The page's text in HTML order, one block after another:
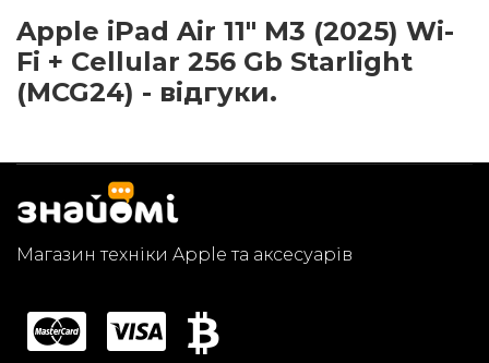
Apple iPad Air 11" M3 (2025) Wi-
Fi + Cellular 256 Gb Starlight
(MCG24) - відгуки.
Магазин техніки Apple та аксесуарів